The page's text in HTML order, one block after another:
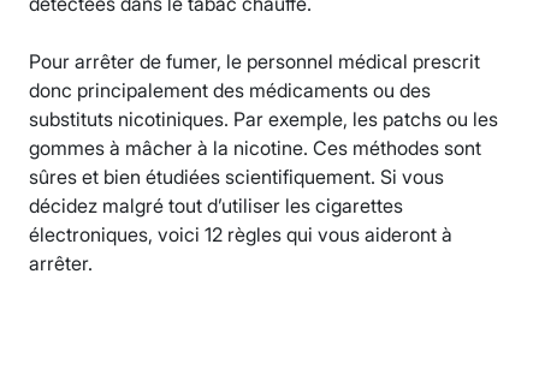
Pour arrêter de fumer, le personnel médical prescrit
donc principalement des médicaments ou des
substituts nicotiniques. Par exemple, les patchs ou les
gommes à mâcher à la nicotine. Ces méthodes sont
sûres et bien étudiées scientifiquement. Si vous
décidez malgré tout d’utiliser les cigarettes
électroniques, voici 12 règles qui vous aideront à
arrêter.